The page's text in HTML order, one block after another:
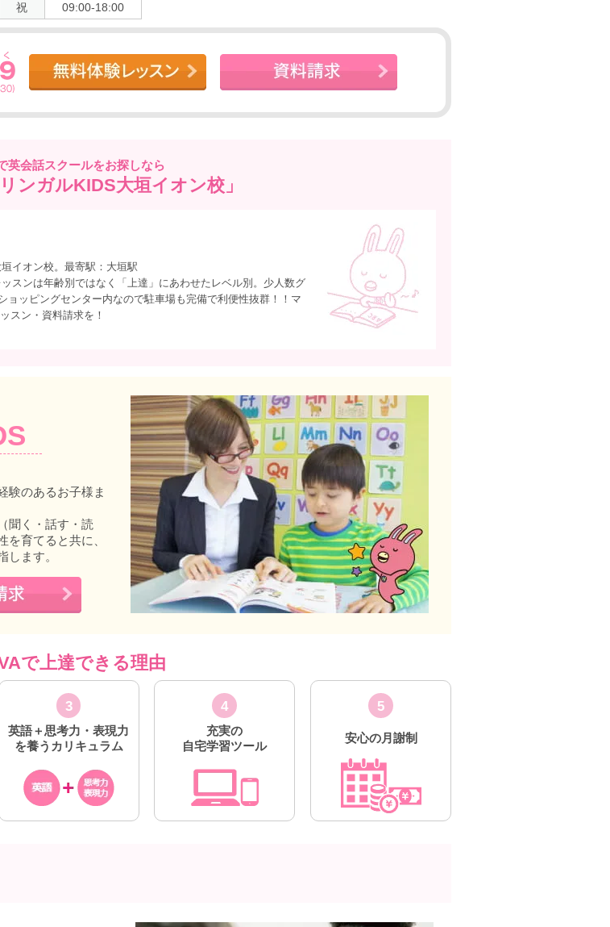
祝
09:00-18:00
英会話スクールをお探しなら
ンガルKIDS大垣イオン校」
イオン校。最寄駅：大垣駅
スンは年齢別ではなく「上達」にあわせたレベル別。少人数グ
ッピングセンター内なので駐車場も完備で利便性抜群！！マ
スン・資料請求を！
験のあるお子様ま
聞く・話す・読
育てると共に、
ます。
で上達できる理由
3
英語＋思考力・表現力
を養うカリキュラム
4
充実の
自宅学習ツール
5
安心の月謝制